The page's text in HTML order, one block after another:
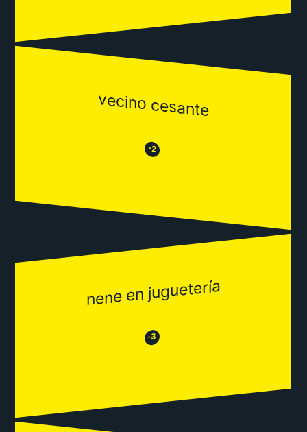
vecino cesante
😒 -2 😂
nene en juguetería
😒 -3 😂